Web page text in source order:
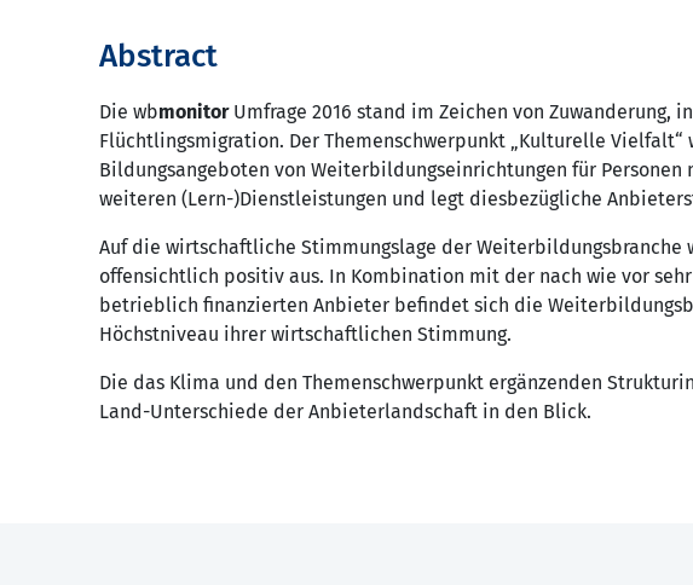
Abstract
Die wbmonitor Umfrage 2016 stand im Zeichen von Zuwanderung,
Flüchtlingsmigration. Der Themenschwerpunkt „Kulturelle
Bildungsangeboten von Weiterbildungseinrichtungen für
weiteren (Lern-)Dienstleistungen und legt diesbezügliche
Auf die wirtschaftliche Stimmungslage der Weiterbildungsbranche
offensichtlich positiv aus. In Kombination mit der nach wie vor
betrieblich finanzierten Anbieter befindet sich die
Höchstniveau ihrer wirtschaftlichen Stimmung.
Die das Klima und den Themenschwerpunkt ergänzenden
Land-Unterschiede der Anbieterlandschaft in den Blick.